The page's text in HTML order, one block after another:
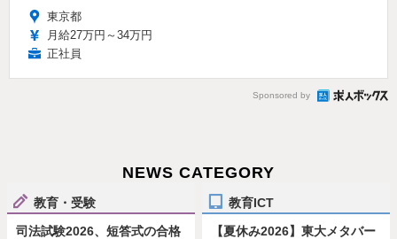
東京都
月給27万円～34万円
正社員
Sponsored by
NEWS CATEGORY
教育・受験
司法試験2026、短答式の合格
教育ICT
【夏休み2026】東大メタバー